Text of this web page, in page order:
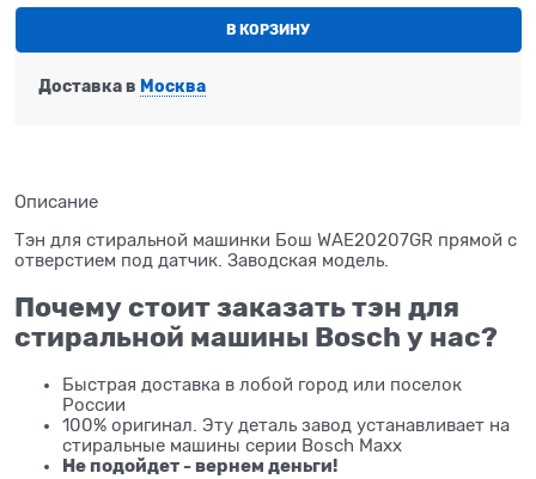
В КОРЗИНУ
Доставка в Москва
Описание
Тэн для стиральной машинки Бош WAE20207GR прямой с
отверстием под датчик. Заводская модель.
Почему стоит заказать тэн для
стиральной машины Bosch у нас?
Быстрая доставка в лобой город или поселок
России
100% оригинал. Эту деталь завод устанавливает на
стиральные машины серии Bosch Maxx
Не подойдет - вернем деньги!